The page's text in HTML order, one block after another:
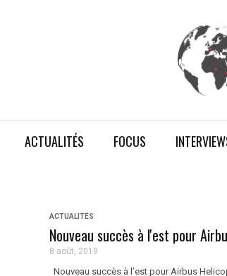
ACTUALITÉS FOCUS
ACTUALITÉS
Nouveau succès à l'est pour
8 août, 2019
Nouveau succès à l’est pour Airbus